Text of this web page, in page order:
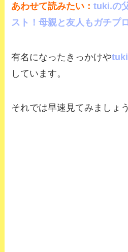
あわせて読みたい：tuki.の
スト！母親と友人もガチプ
有名になったきっかけや
しています。
それでは早速見てみましょ